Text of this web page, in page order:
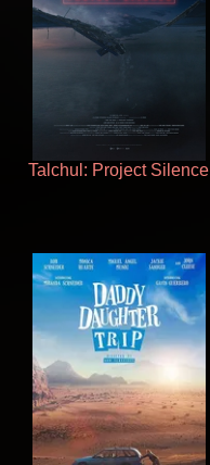
Talchul: Project Silence